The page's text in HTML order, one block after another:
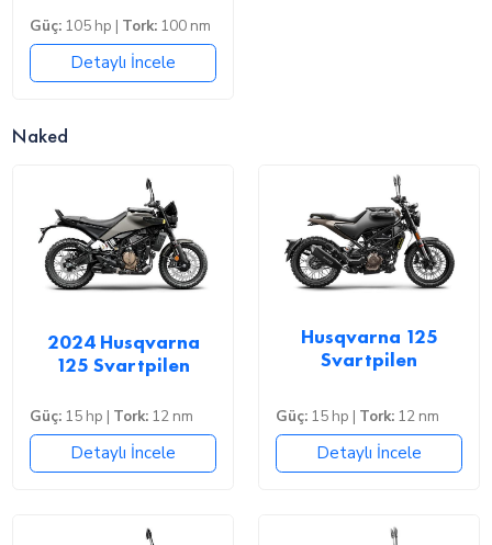
Güç: 105 hp | Tork: 100 nm
Detaylı İncele
Naked
2024 Husqvarna
125 Svartpilen
Güç: 15 hp | Tork: 12 nm
Detaylı İncele
Husqvarna 125
Svartpilen
Güç: 15 hp | Tork: 12 nm
Detaylı İncele